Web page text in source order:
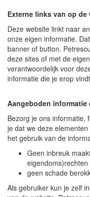
Externe links van op de
Deze website linkt naar
onze eigen informatie.
banner of button.
deze sites of met de
verantwoordelijk voor
informatie die je erop
Aangeboden informatie
Bezorg je ons informatie,
je dat we deze
het gebruik van de
Geen inbreuk
geen schade
Als gebruiker kun je zelf